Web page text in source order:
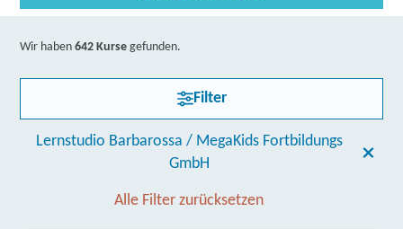
Wir haben642 Kurse gefunden.
Filter
Lernstudio Barbarossa / MegaKids Fortbildungs
GmbH
Alle Filter zurücksetzen